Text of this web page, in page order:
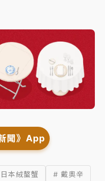
聞》App
本絨螯蟹 # 戴奧辛